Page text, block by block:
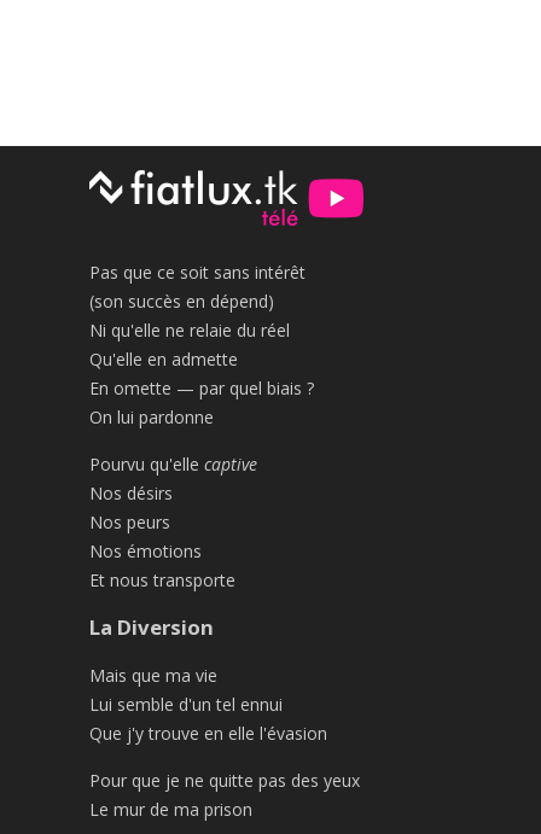
Pas que ce soit sans intérêt
(son succès en dépend)
Ni qu'elle ne relaie du réel
Qu'elle en admette
En omette — par quel biais ?
On lui pardonne
Pourvu qu'elle captive
Nos désirs
Nos peurs
Nos émotions
Et nous transporte
La Diversion
Mais que ma vie
Lui semble d'un tel ennui
Que j'y trouve en elle l'évasion
Pour que je ne quitte pas des yeux
Le mur de ma prison